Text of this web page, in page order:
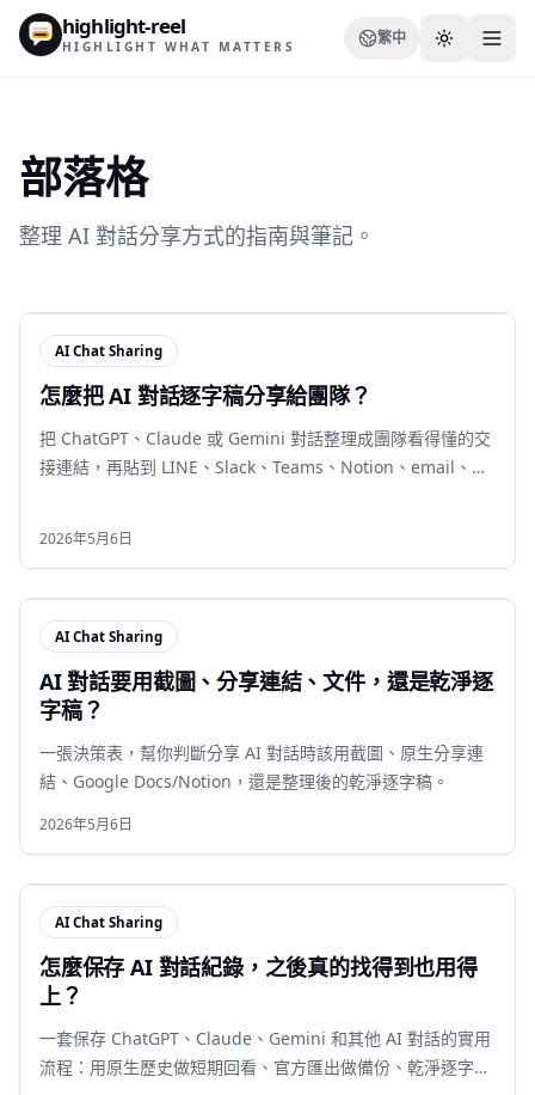
highlight-reel
HIGHLIGHT WHAT MATTERS 繁中
部落格
模板
使用情境
部落格
整理 AI 對話分享方式的指南與筆記。
AI Chat Sharing
怎麼把 AI 對話逐字稿分享給團隊？
把 ChatGPT、Claude 或 Gemini 對話整理成團隊看得懂的交
接連結，再貼到 LINE、Slack、Teams、Notion、email、
2026年5月6日
AI Chat Sharing
AI 對話要用截圖、分享連結、文件，還是乾淨逐
字稿？
一張決策表，幫你判斷分享 AI 對話時該用截圖、原生分享連
結、Google Docs/Notion，還是整理後的乾淨逐字稿。
2026年5月6日
AI Chat Sharing
怎麼保存 AI 對話紀錄，之後真的找得到也用得
上？
一套保存 ChatGPT、Claude、Gemini 和其他 AI 對話的實用
流程：用原生歷史做短期回看、官方匯出做備份、乾淨逐字稿